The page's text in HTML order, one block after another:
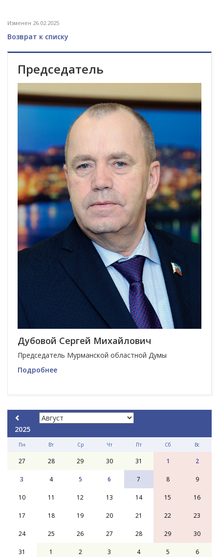
Изменен 26.02.2025
Возврат к списку
Председатель
Дубовой Сергей Михайлович
Председатель Мурманской областной Думы
Подробнее
2025
Пн Вт Ср Чт Пт Сб Вс
27 28 29 30 31 1 2
3 4 5 6 7 8 9
10 11 12 13 14 15 16
17 18 19 20 21 22 23
24 25 26 27 28 29 30
31 1 2 3 4 5 6